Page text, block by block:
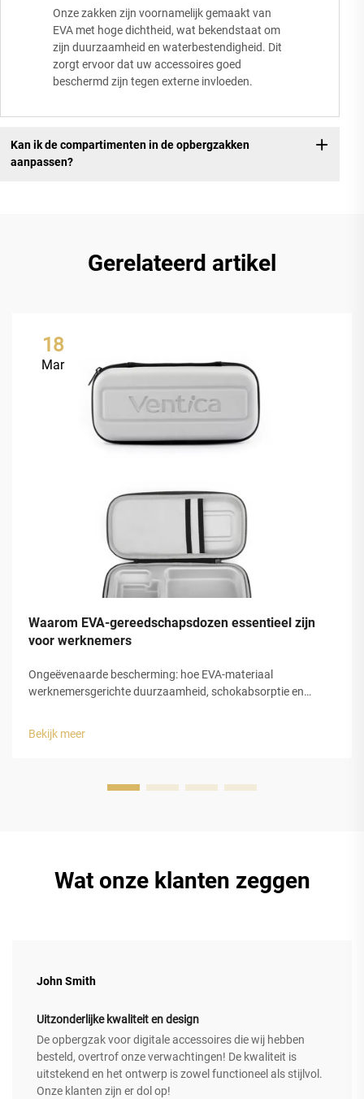
Onze zakken zijn voornamelijk gemaakt van
EVA met hoge dichtheid, wat bekendstaat om
zijn duurzaamheid en waterbestendigheid. Dit
zorgt ervoor dat uw accessoires goed
beschermd zijn tegen externe invloeden.
Kan ik de compartimenten in de opbergzakken
aanpassen?
Gerelateerd artikel
18
Mar
Waarom EVA-gereedschapsdozen essentieel zijn
voor werknemers
Ongeëvenaarde bescherming: hoe EVA-materiaal
werknemersgerichte duurzaamheid, schokabsorptie en
beschermen, dankzij zijn gesloten celstructuur die
Bekijk meer
Wat onze klanten zeggen
John Smith
Uitzonderlijke kwaliteit en design
De opbergzak voor digitale accessoires die wij hebben
besteld, overtrof onze verwachtingen! De kwaliteit is
uitstekend en het ontwerp is zowel functioneel als stijlvol.
Onze klanten zijn er dol op!